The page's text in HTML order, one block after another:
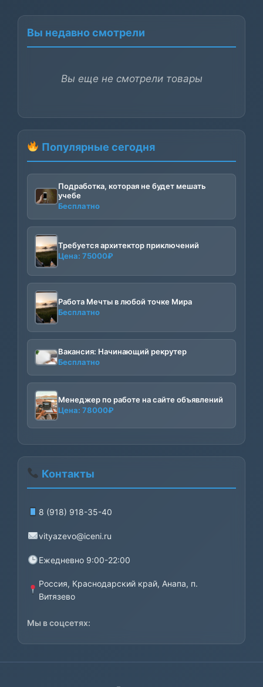
Вы недавно смотрели
Вы еще не смотрели товары
Популярные сегодня
Подработка, которая не будет мешать
учебе
Бесплатно
Требуется архитектор приключений
Цена: 75000₽
Работа Мечты в любой точке Мира
Бесплатно
Вакансия: Начинающий рекрутер
Бесплатно
Менеджер по работе на сайте объявлений
Цена: 78000₽
Контакты
8 (918) 918-35-40
vityazevo@iceni.ru
Ежедневно 9:00-22:00
Россия, Краснодарский край, Анапа, п.
Витязево
Мы в соцсетях: